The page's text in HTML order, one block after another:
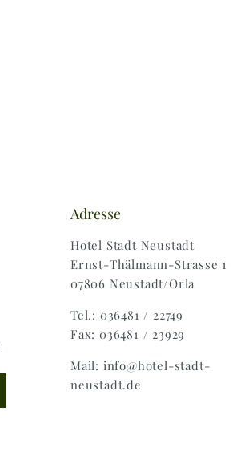
Adresse
Hotel Stadt Neustadt
Ernst-Thälmann-Strasse 1
07806 Neustadt/Orla
Tel.: 036481 / 22749
Fax: 036481 / 23929
Mail: info@hotel-stadt-
neustadt.de